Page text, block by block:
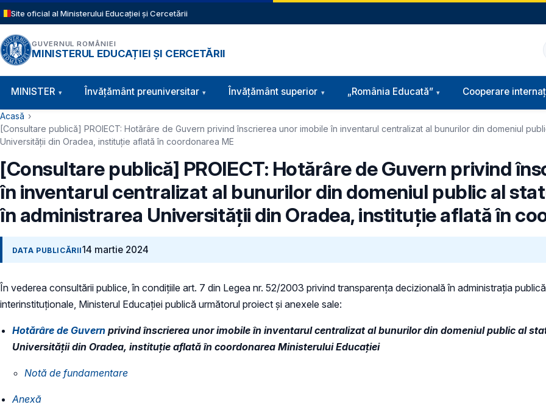
Sari la conținutul principal
Site oficial al Ministerului Educației și Cercetării
GUVERNUL ROMÂNIEI
MINISTERUL EDUCAȚIEI ȘI CERCETĂRII
Navigație principală
MINISTER Învăţământ preuniversitar Învățământ superior „România Educată” Cooperare
Cale de navigare
Acasă
[Consultare publică] PROIECT: Hotărâre de Guvern privind înscrierea unor imobile în inventarul centralizat al bunurilor din domeniul
Universității din Oradea, instituție aflată în coordonarea ME
[Consultare publică] PROIECT: Hotărâre de Guvern privind
în inventarul centralizat al bunurilor din domeniul public al
în administrarea Universității din Oradea, instituție aflată în
DATA PUBLICĂRII14 martie 2024
În vederea consultării publice, în condiţiile art. 7 din Legea nr. 52/2003 privind transparenţa decizională în administraţia
interinstituționale, Ministerul Educaţiei publică următorul proiect și anexele sale:
Hotărâre de Guvern privind înscrierea unor imobile în inventarul centralizat al bunurilor din domeniul public al
Universității din Oradea, instituție aflată în coordonarea Ministerului Educației
​Notă de fundamentare
Anexă